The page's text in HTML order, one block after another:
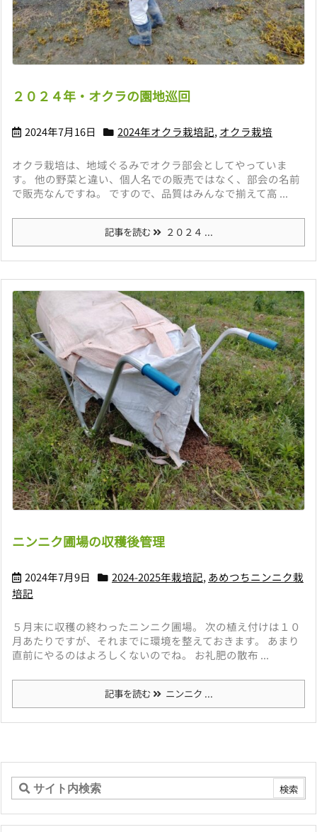
２０２４年・オクラの園地巡回
2024年7月16日 2024年オクラ栽培記, オクラ栽培
オクラ栽培は、地域ぐるみでオクラ部会としてやっていま
す。 他の野菜と違い、個人名での販売ではなく、部会の名前
で販売なんですね。 ですので、品質はみんなで揃えて高 ...
記事を読む ２０２４ ...
ニンニク圃場の収穫後管理
2024年7月9日 2024-2025年栽培記,あめつちニンニク栽
培記
５月末に収穫の終わったニンニク圃場。 次の植え付けは１０
月あたりですが、それまでに環境を整えておきます。 あまり
直前にやるのはよろしくないのでね。 お礼肥の散布 ...
記事を読む ニンニク ...